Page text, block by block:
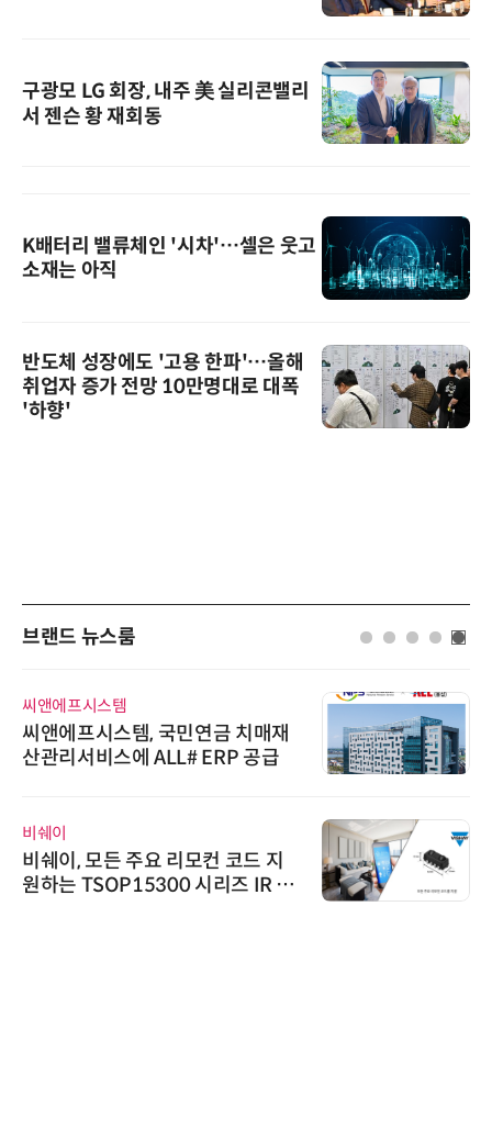
구광모 LG 회장, 내주 美 실리콘밸리
서 젠슨 황 재회동
K배터리 밸류체인 '시차'…셀은 웃고
소재는 아직
반도체 성장에도 '고용 한파'…올해
취업자 증가 전망 10만명대로 대폭
'하향'
브랜드 뉴스룸
씨앤에프시스템
씨앤에프시스템, 국민연금 치매재
산관리서비스에 ALL# ERP 공급
비쉐이
비쉐이, 모든 주요 리모컨 코드 지
원하는 TSOP15300 시리즈 IR 수